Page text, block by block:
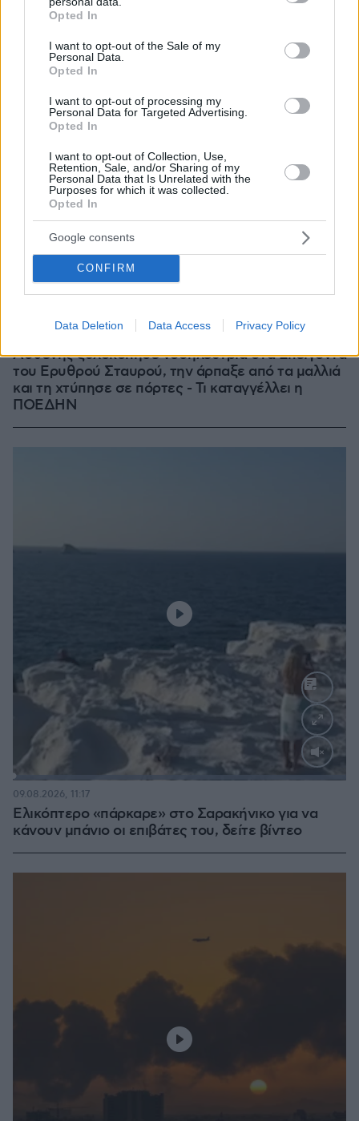
grant or deny consent to Google and its third-party tags to
use your data for below specified purposes in below Google
consent section.
Opted In
I want to opt-out of the Sale of my
Personal Data.
Opted In
I want to opt-out of processing my
Personal Data for Targeted Advertising.
Opted In
I want to opt-out of Collection, Use,
Retention, Sale, and/or Sharing of my
Personal Data that Is Unrelated with the
Purposes for which it was collected.
Opted In
Google consents
CONFIRM
Data Deletion Data Access Privacy Policy
Ασθενής ξυλοκόπησε νοσηλεύτρια στα Επείγοντα
του Ερυθρού Σταυρού, την άρπαξε από τα μαλλιά
και τη χτύπησε σε πόρτες - Τι καταγγέλλει η
ΠΟΕΔΗΝ
Loaded
Ελικόπτερο «πάρκαρε» στο Σαρακήνικο για να
κάνουν μπάνιο οι επιβάτες του, δείτε βίντεο
09.08.2026, 11:17